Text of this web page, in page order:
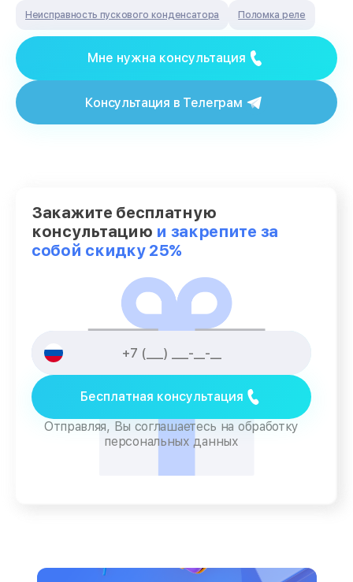
Неисправность пускового конденсатора Поломка реле
Мне нужна консультация
Консультация в Телеграм
Закажите бесплатную
консультацию и закрепите за
собой скидку 25%
Бесплатная консультация
Отправляя, Вы соглашаетесь на обработку
персональных данных